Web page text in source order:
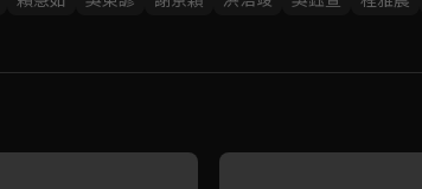
Video